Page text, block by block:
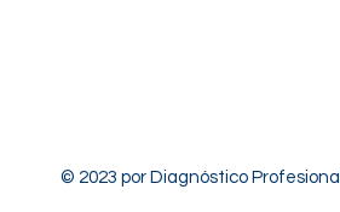
© 2023 por Diagnóstico Profesional